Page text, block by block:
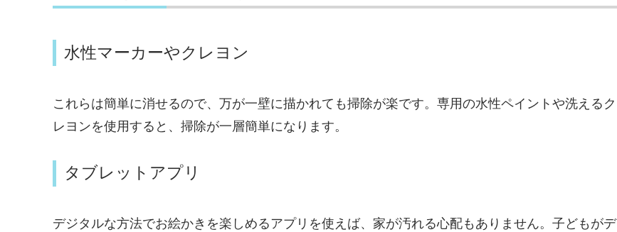
水性マーカーやクレヨン
これらは簡単に消せるので、万が一壁に描かれても掃除が楽です。専用の水性ペイントや洗えるク
レヨンを使用すると、掃除が一層簡単になります。
タブレットアプリ
デジタルな方法でお絵かきを楽しめるアプリを使えば、家が汚れる心配もありません。子どもがデ